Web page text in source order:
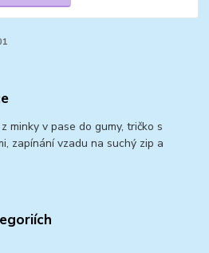
minky v pase do gumy, tričko s
zapínání vzadu na suchý zip a